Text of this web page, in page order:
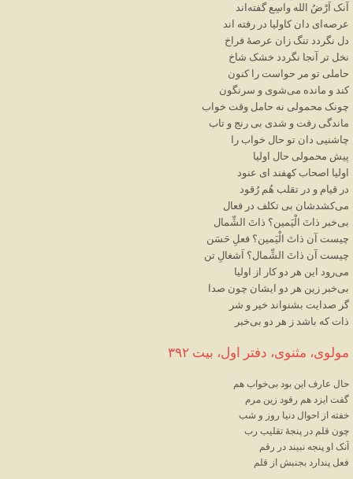
آنک اَرْضُ الله واسِع گفته اند
عرصه ای دان کاولیا در رفته اند
دل نگردد تنگ زان عرصهٔ فراخ
نخل تر آنجا نگردد خشک شاخ
حاملی تو مر حواست را
کنون
کند و مانده میشوی و سرنگون
چونک محمولی نه حامل وقت خواب
ماندگی رفت و شدی بی رنج و تاب
چاشنیی دان تو حال خواب را
پیش محمولی حال اولیا
اولیا
اصحاب کهفند ای عنود
در قیام و در تقلب هُم رُقود
میکشدشان بی تکلف در فعال
بیخبر ذاتَ الْیَمین؟ ذاتَ
الشِّمال
چیست آن ذاتَ الْیَمین؟ فعلِ حَسَن
چیست آن ذاتَ الشِّمال؟ اَشغالِ تن
میرود این هر دو کار از
اوليا
بیخبر زین هر دو ایشان چون صدا
گر صدایت بشنواند خیر و شر
ذات که باشد ز هر دو بیخبر
مولوی، مثنوی، دفتر اول، بیت ۳۹۲
حال عارف این بود بیخواب هم
گفت ایزد هم رقود زین مرم
خفته از احوال دنیا روز و شب
چون قلم در پنجهٔ تقلیب رب
آنک او پنجه نبیند در رقم
فعل پندارد بجنبش از قلم